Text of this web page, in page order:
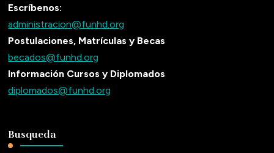
Escríbenos:
administracion@funhd.org
Postulaciones, Matrículas y Becas
becados@funhd.org
Información Cursos y Diplomados
diplomados@funhd.org
Busqueda